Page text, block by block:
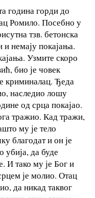
година горди до
Ромило. Посебно у
тзв. бетонска
немају покајања.
Узмите скоро
био је човек
криминалац. Ђеда
наследио лошу
од срца покајао.
тражио. Кад тражи,
му је тело
благодат и он је
убија, да буде
И тако му је Бог и
је молио. Отац
да никад таквог